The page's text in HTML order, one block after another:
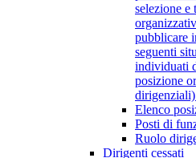
selezione
pubblicare
seguenti
individuati
posizione
dirigenziali)
Elenco
Posti di
Ruolo
Dirigenti cessati